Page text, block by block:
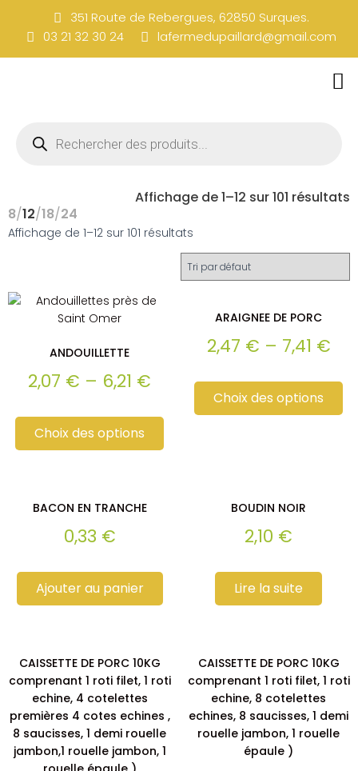
351 Route de Rebergues, 62850 Surques.
03 21 32 30 24
lafermedupaillard@gmail.com
Affichage de 1–12 sur 101 résultats
8 12 18 24
Affichage de 1–12 sur 101 résultats
ANDOUILLETTE
2,07 € – 6,21 €
Choix des options
ARAIGNEE DE PORC
2,47 € – 7,41 €
Choix des options
BACON EN TRANCHE
0,33 €
Ajouter au panier
BOUDIN NOIR
2,10 €
Lire la suite
CAISSETTE DE PORC 10KG
comprenant 1 roti filet, 1 roti
echine, 4 cotelettes
premières 4 cotes echines ,
8 saucisses, 1 demi rouelle
jambon,1 rouelle jambon, 1
CAISSETTE DE PORC 10KG
comprenant 1 roti filet, 1 roti
echine, 8 cotelettes
echines, 8 saucisses, 1 demi
rouelle jambon, 1 rouelle
épaule )